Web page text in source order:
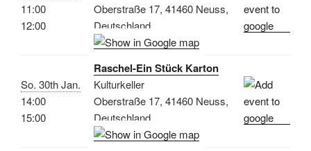
11:00
12:00
Oberstraße 17, 41460 Neuss,
Deutschland
So. 30th Jan.
14:00
15:00
Raschel-Ein Stück Karton
Kulturkeller
Oberstraße 17, 41460 Neuss,
Deutschland